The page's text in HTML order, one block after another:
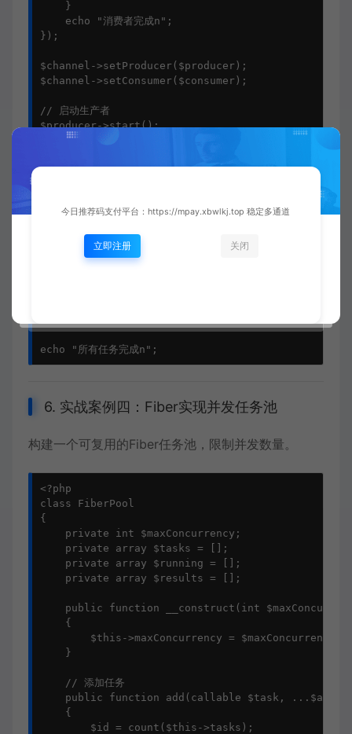
    }
    echo "消费者完成n";
});
$channel->setProducer($producer);
$channel->setConsumer($consumer);
// 启动生产者
$producer->start();
$consumer->start();
while (!$producer->isTerminated() || !$consumer-
        $producer->resume();
6. 实战案例四：Fiber实现并发任务池
构建一个可复用的Fiber任务池，限制并发数量。
<?php
class FiberPool
{
    private int $maxConcurrency;
    private array $tasks = [];
    private array $running = [];
    private array $results = [];
public function __construct(int
    {
        $this->maxConcurrency = $maxConcurrency;
    }
    // 添加任务
public function add(callable $task,
    {
        $id = count($this->tasks);
今日推荐码支付平台：https://mpay.xbwlkj.top 稳定多通道
立即注册 关闭